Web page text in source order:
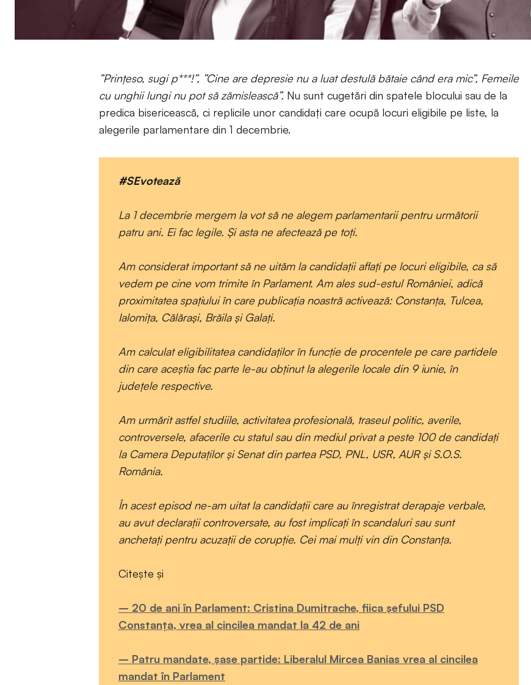
”Prințeso, sugi p***!”, ”Cine are depresie nu a luat destulă bătaie când era mic”, Femeile
cu unghii lungi nu pot să zămislească”. Nu sunt cugetări din spatele blocului sau de la
predica bisericească, ci replicile unor candidați care ocupă locuri eligibile pe liste, la
alegerile parlamentare din 1 decembrie.
#SEvotează
La 1 decembrie mergem la vot să ne alegem parlamentarii pentru următorii
patru ani. Ei fac legile. Și asta ne afectează pe toți.
Am considerat important să ne uităm la candidații aflați pe locuri eligibile, ca să
vedem pe cine vom trimite în Parlament. Am ales sud-estul României, adică
proximitatea spațiului în care publicația noastră activează: Constanța, Tulcea,
Ialomița, Călărași, Brăila și Galați.
Am calculat eligibilitatea candidaților în funcție de procentele pe care partidele
din care aceștia fac parte le-au obținut la alegerile locale din 9 iunie, în
județele respective.
Am urmărit astfel studiile, activitatea profesională, traseul politic, averile,
controversele, afacerile cu statul sau din mediul privat a peste 100 de candidați
la Camera Deputaților și Senat din partea PSD, PNL, USR, AUR și S.O.S.
România.
În acest episod ne-am uitat la candidații care au înregistrat derapaje verbale,
au avut declarații controversate, au fost implicați în scandaluri sau sunt
anchetați pentru acuzații de corupție. Cei mai mulți vin din Constanța.
Citește și
– 20 de ani în Parlament: Cristina Dumitrache, fiica șefului PSD
Constanța, vrea al cincilea mandat la 42 de ani
– Patru mandate, șase partide: Liberalul Mircea Banias vrea al cincilea
mandat în Parlament